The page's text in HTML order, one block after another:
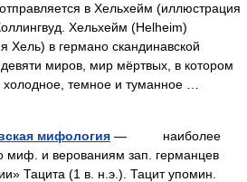
в Хельхейм (иллюстрация
Хельхейм (Helheim)
Хель) в германо скандинавской
миров, мир мёртвых, в котором
холодное, темное и туманное …
мифология — наиболее
миф. и верованиям зап. германцев
Тацита (1 в. н.э.). Тацит упомин.